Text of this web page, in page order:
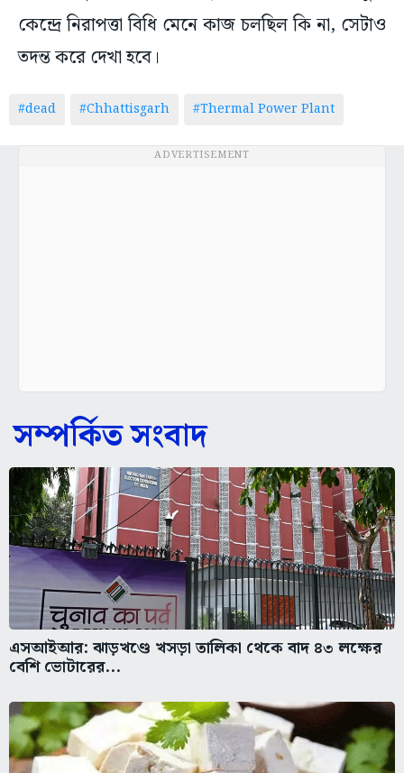
কেন্দ্রে নিরাপত্তা বিধি মেনে কাজ চলছিল কি না, সেটাও
তদন্ত করে দেখা হবে।
#dead #Chhattisgarh #Thermal Power Plant
ADVERTISEMENT
সম্পর্কিত সংবাদ
এসআইআর: ঝাড়খণ্ডে খসড়া তালিকা থেকে বাদ ৪৩ লক্ষের
বেশি ভোটারের...